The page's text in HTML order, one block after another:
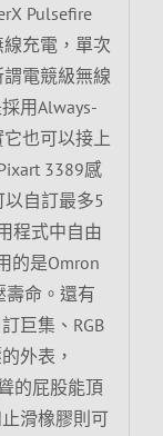
Pulsefire
線充電，單次
電競級無線
用Always-
也可以接上
3389感
自訂最多5
程式中自由
的是Omron
壽命。還有
巨集、RGB
外表，
的屁股能頂
滑橡膠則可